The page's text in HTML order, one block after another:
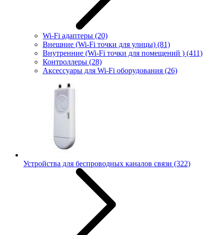
Wi-Fi адаптеры (20)
Внешние (Wi-Fi точки для улицы) (81)
Внутренние (Wi-Fi точки для помещений ) (411)
Контроллеры (28)
Аксессуары для Wi-Fi оборудования (26)
Устройства для беспроводных каналов связи (322)